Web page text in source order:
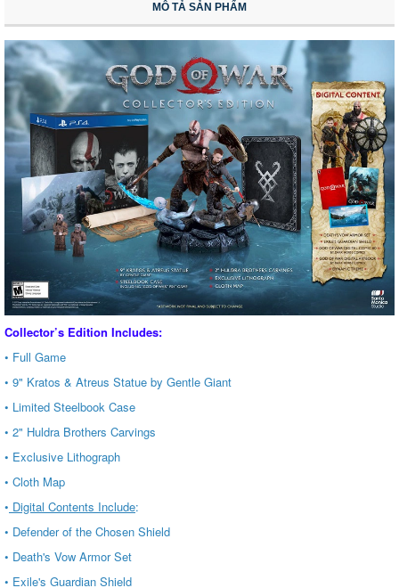
MÔ TẢ SẢN PHẨM
Collector’s Edition Includes:
• Full Game
• 9" Kratos & Atreus Statue by Gentle Giant
• Limited Steelbook Case
• 2" Huldra Brothers Carvings
• Exclusive Lithograph
• Cloth Map
• Digital Contents Include:
• Defender of the Chosen Shield
• Death's Vow Armor Set
• Exile's Guardian Shield